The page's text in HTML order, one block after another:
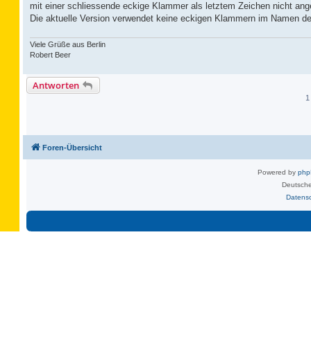
mit einer schliessende eckige Klammer als letztem Zeichen nicht
Die aktuelle Version verwendet keine eckigen Klammern im Namen
Viele Grüße aus Berlin
Robert Beer
Antworten
Foren-Übersicht
Powered by